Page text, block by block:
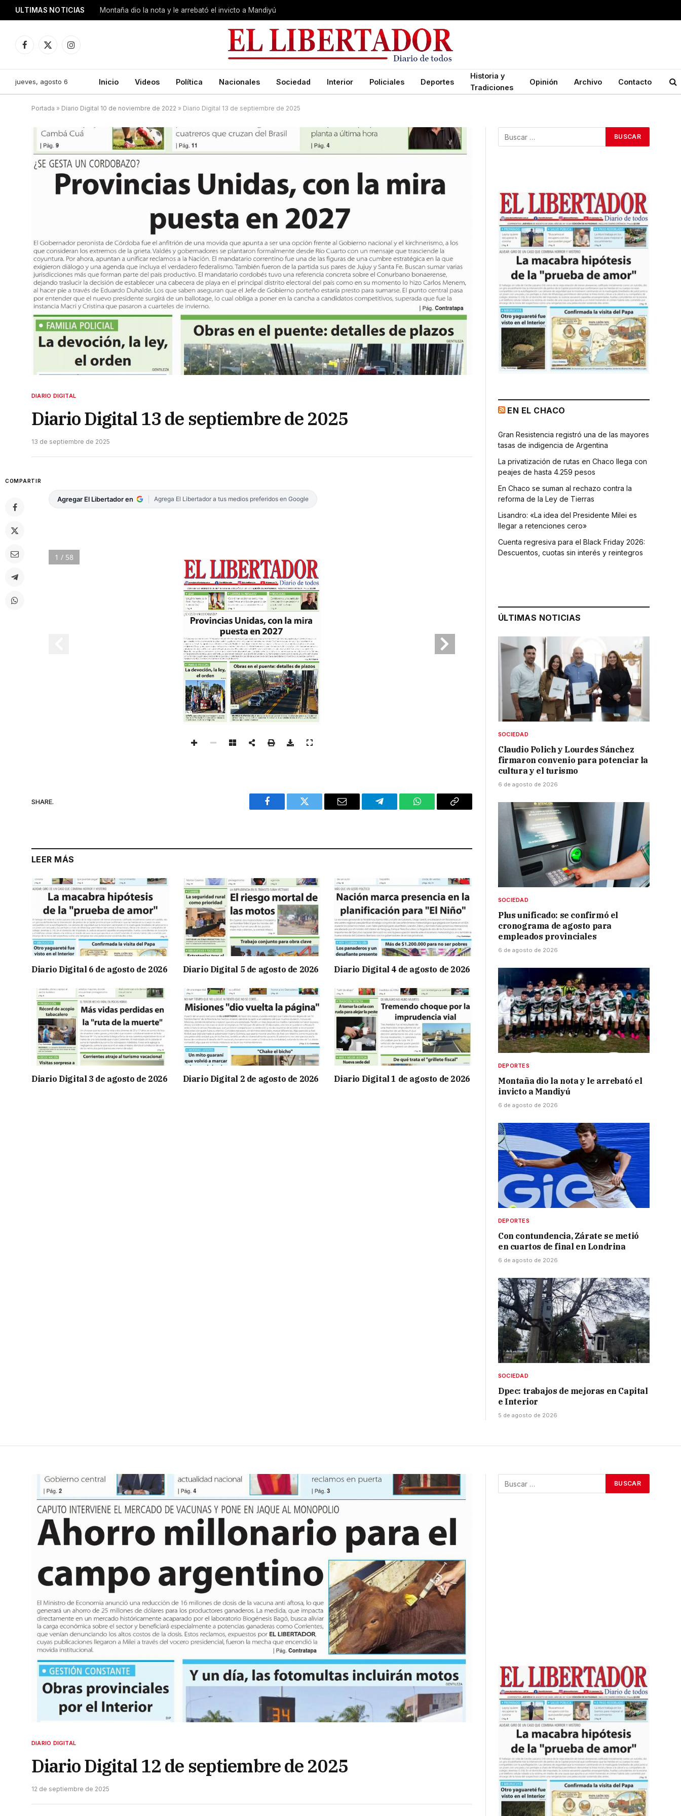
ULTIMAS NOTICIAS Montaña dio la nota y le arrebató el invicto a Mandiyú
Facebook
X
Instagram
jueves, agosto 6 Inicio Videos Política Nacionales Sociedad Interior Policiales Deportes
Historia y
Tradiciones
Opinión Archivo Contacto
Portada » Diario Digital 10 de noviembre de 2022 » Diario Digital 13 de septiembre de 2025
DIARIO DIGITAL
Diario Digital 13 de septiembre de 2025
13 de septiembre de 2025
COMPARTIR
Agregar El Libertador en Agrega El Libertador a tus medios preferidos en Google
1 / 58
SHARE.
Facebook Twitter Email Telegram WhatsAppCopy
LEER MÁS
Diario Digital 6 de agosto de 2026 Diario Digital 5 de agosto de 2026 Diario Digital 4 de agosto de 2026
Diario Digital 3 de agosto de 2026 Diario Digital 2 de agosto de 2026 Diario Digital 1 de agosto de 2026
EN EL CHACO
Gran Resistencia registró una de las mayores
tasas de indigencia de Argentina
La privatización de rutas en Chaco llega con
peajes de hasta 4.259 pesos
En Chaco se suman al rechazo contra la
reforma de la Ley de Tierras
Lisandro: «La idea del Presidente Milei es
llegar a retenciones cero»
Cuenta regresiva para el Black Friday 2026:
Descuentos, cuotas sin interés y reintegros
ÚLTIMAS NOTICIAS
SOCIEDAD
Claudio Polich y Lourdes Sánchez
firmaron convenio para potenciar la
cultura y el turismo
6 de agosto de 2026
SOCIEDAD
Plus unificado: se confirmó el
cronograma de agosto para
empleados provinciales
6 de agosto de 2026
DEPORTES
Montaña dio la nota y le arrebató el
invicto a Mandiyú
6 de agosto de 2026
DEPORTES
Con contundencia, Zárate se metió
en cuartos de final en Londrina
6 de agosto de 2026
SOCIEDAD
Dpec: trabajos de mejoras en Capital
e Interior
5 de agosto de 2026
DIARIO DIGITAL
Diario Digital 12 de septiembre de 2025
12 de septiembre de 2025